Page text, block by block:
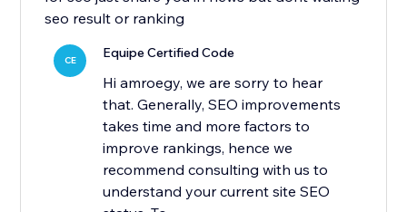
seo result or ranking
CE Equipe Certified Code
Hi amroegy, we are sorry to hear
that. Generally, SEO improvements
takes time and more factors to
improve rankings, hence we
recommend consulting with us to
understand your current site SEO